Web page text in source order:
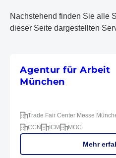
Nachstehend finden Sie alle
dieser Seite dargestellten
Agentur für Arbeit
München
Trade Fair Center Messe
CCN
ICM MOC
Mehr